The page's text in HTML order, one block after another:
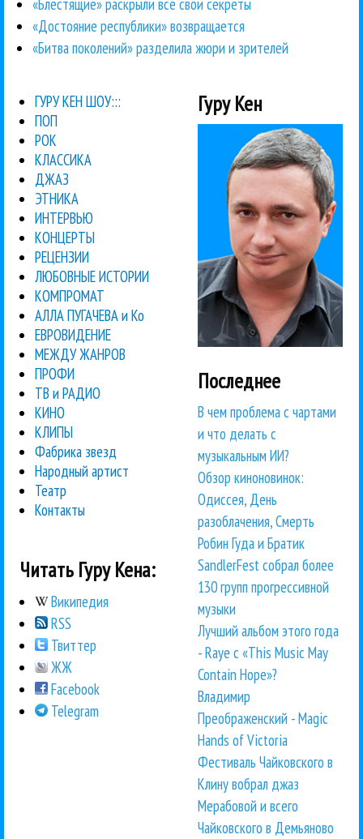
«Блестящие» раскрыли все свои секреты
«Достояние республики» возвращается
«Битва поколений» разделила жюри и зрителей
ГУРУ КЕН ШОУ:::
ПОП
РОК
КЛАССИКА
ДЖАЗ
ЭТНИКА
ИНТЕРВЬЮ
КОНЦЕРТЫ
РЕЦЕНЗИИ
ЛЮБОВНЫЕ ИСТОРИИ
КОМПРОМАТ
АЛЛА ПУГАЧЕВА и Ко
ЕВРОВИДЕНИЕ
МЕЖДУ ЖАНРОВ
ПРОФИ
ТВ и РАДИО
КИНО
КЛИПЫ
Фабрика звезд
Народный артист
Театр
Контакты
Читать Гуру Кена:
Википедия
RSS
Твиттер
ЖЖ
Facebook
Telegram
Гуру Кен
Последнее
В чем проблема с чартами
и что делать с
музыкальным ИИ?
Обзор киноновинок:
Одиссея, День
разоблачения, Смерть
Робин Гуда и Братик
SandlerFest собрал более
130 групп прогрессивной
музыки
Лучший альбом этого года
- Raye с «This Music May
Contain Hope»?
Владимир
Преображенский - Magic
Hands of Victoria
Фестиваль Чайковского в
Клину вобрал джаз
Мерабовой и всего
Чайковского в Демьяново